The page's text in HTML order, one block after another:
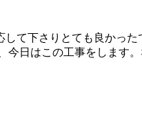
て下さりとても良かっ
日はこの工事をします